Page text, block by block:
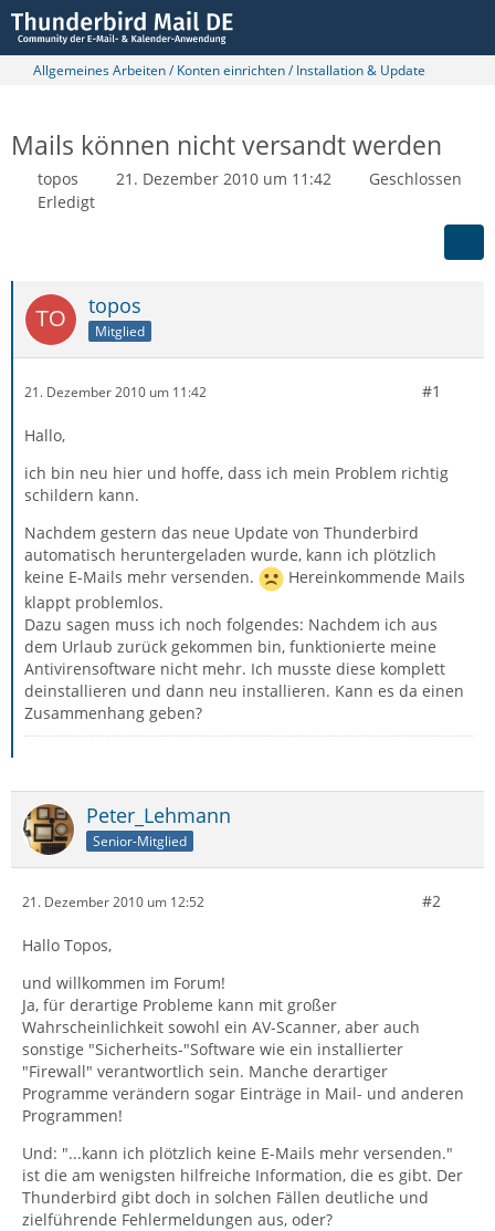
Allgemeines Arbeiten / Konten einrichten / Installation & Update
Mails können nicht versandt werden
topos 21. Dezember 2010 um 11:42
Geschlossen
Erledigt
topos
Mitglied
21. Dezember 2010 um 11:42 #1
Hallo,
ich bin neu hier und hoffe, dass ich mein Problem richtig
schildern kann.
Nachdem gestern das neue Update von Thunderbird
automatisch heruntergeladen wurde, kann ich plötzlich
keine E-Mails mehr versenden.
Hereinkommende Mails
klappt problemlos.
Dazu sagen muss ich noch folgendes: Nachdem ich aus
dem Urlaub zurück gekommen bin, funktionierte meine
Antivirensoftware nicht mehr. Ich musste diese komplett
deinstallieren und dann neu installieren. Kann es da einen
Zusammenhang geben?
Peter_Lehmann
Senior-Mitglied
21. Dezember 2010 um 12:52 #2
Hallo Topos,
und willkommen im Forum!
Ja, für derartige Probleme kann mit großer
Wahrscheinlichkeit sowohl ein AV-Scanner, aber auch
sonstige "Sicherheits-"Software wie ein installierter
"Firewall" verantwortlich sein. Manche derartiger
Programme verändern sogar Einträge in Mail- und anderen
Programmen!
Und: "...kann ich plötzlich keine E-Mails mehr versenden."
ist die am wenigsten hilfreiche Information, die es gibt. Der
Thunderbird gibt doch in solchen Fällen deutliche und
zielführende Fehlermeldungen aus, oder?